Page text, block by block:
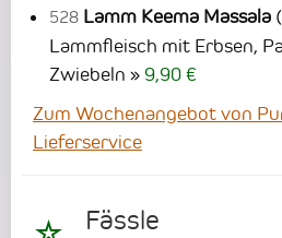
528 Lamm Keema Massala
Lammfleisch mit Erbsen,
Zwiebeln
9,90 €
Zum Wochenangebot von
Lieferservice
Fässle